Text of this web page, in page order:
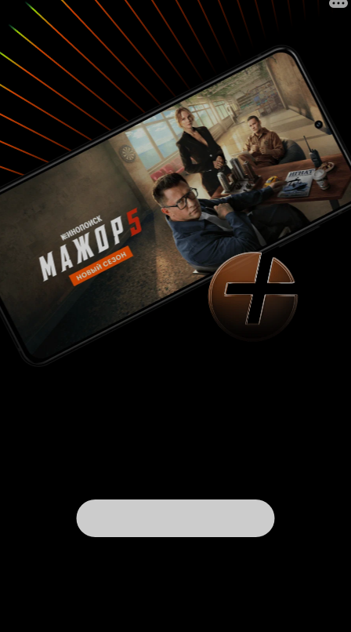
и этот упор на реализм, к сожалению, не
добавляет красок. Даже наоборот, словно
серая пелена убирает всю насыщенность
сюжета. Смотреть просто скучно. В
прошлогоднем фильме Время Патриотов дела
обстояли гораздо лучше. Сюжет был
фантастический, но захватывающий внимание
и хотелось узнавать, что же дальше? Здесь же
ничего подобного и близко нет. Если бы
авторы ввели серьёзную ОПГ и накаляя драму,
усиливая напряжение, в конце фильма начали
бы антитеррористическую операцию, я бы мог
порекомендовать этот фильм. К сожалению он
сделан ветераном для ветеранов, которые
будут говорить что-то вроде: вот как
правдоподобно, вот молодцы! В таком случае,
лучше бы сняли документальный фильм, а не
пытались в игровой. Актёры играют очень
средне, операторские решения не удивляют (в
отдельном моменте даже разочаровывают),
режиссура самая простая. Фильм не
заслуживает положительной или
отрицательной оценки, только нейтральной.